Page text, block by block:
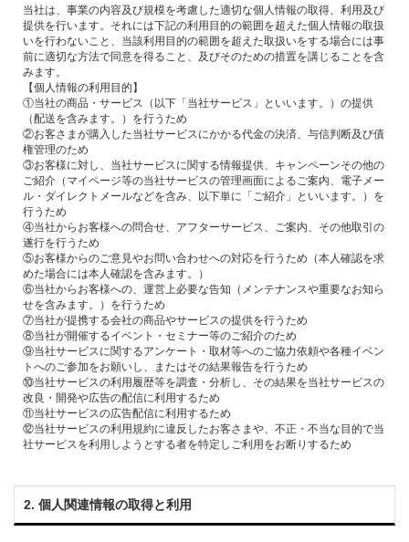
当社は、事業の内容及び規模を考慮した適切な個⼈情報の取得、利⽤及び
提供を⾏います。それには下記の利⽤⽬的の範囲を超えた個⼈情報の取扱
いを⾏わないこと、当該利⽤⽬的の範囲を超えた取扱いをする場合には事
前に適切な⽅法で同意を得ること、及びそのための措置を講じることを含
みます。
【個⼈情報の利⽤⽬的】
①当社の商品・サービス（以下「当社サービス」といいます。）の提供
（配送を含みます。）を⾏うため
②お客さまが購⼊した当社サービスにかかる代⾦の決済、与信判断及び債
権管理のため
③お客様に対し、当社サービスに関する情報提供、キャンペーンその他の
ご紹介（マイページ等の当社サービスの管理画⾯によるご案内、電⼦メー
ル・ダイレクトメールなどを含み、以下単に「ご紹介」といいます。）を
⾏うため
④当社からお客様への問合せ、アフターサービス、ご案内、その他取引の
遂⾏を⾏うため
⑤お客様からのご意⾒やお問い合わせへの対応を⾏うため（本⼈確認を求
めた場合には本⼈確認を含みます。）
⑥当社からお客様への、運営上必要な告知（メンテナンスや重要なお知ら
せを含みます。）を⾏うため
⑦当社が提携する会社の商品やサービスの提供を⾏うため
⑧当社が開催するイベント・セミナー等のご紹介のため
⑨当社サービスに関するアンケート・取材等へのご協⼒依頼や各種イベン
トへのご参加をお願いし、またはその結果報告を⾏うため
⑩当社サービスの利⽤履歴等を調査・分析し、その結果を当社サービスの
改良・開発や広告の配信に利⽤するため
⑪当社サービスの広告配信に利⽤するため
⑫当社サービスの利⽤規約に違反したお客さまや、不正・不当な⽬的で当
2. 個⼈関連情報の取得と利⽤